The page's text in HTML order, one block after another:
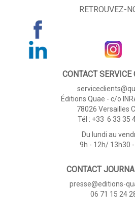
RETROUVEZ-
CONTACT SERVICE
Éditions Quae - c/o
78026 Versailles
Tél : +33 6 33 35
Du lundi au
9h - 12h/ 13h30
CONTACT
presse@editions-
06 71 15 24